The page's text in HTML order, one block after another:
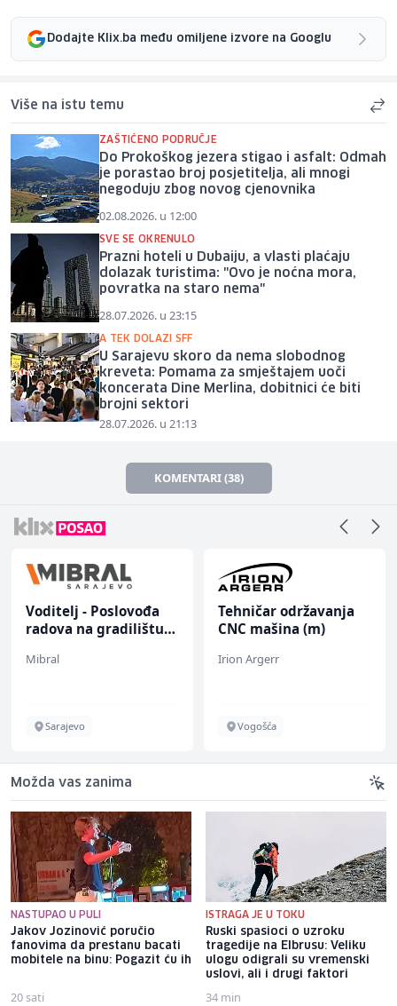
Dodajte Klix.ba među omiljene izvore na Googlu
Više na istu temu
ZAŠTIĆENO PODRUČJE
Do Prokoškog jezera stigao i asfalt: Odmah
je porastao broj posjetitelja, ali mnogi
negoduju zbog novog cjenovnika
02.08.2026. u 12:00
SVE SE OKRENULO
Prazni hoteli u Dubaiju, a vlasti plaćaju
dolazak turistima: "Ovo je noćna mora,
povratka na staro nema"
28.07.2026. u 23:15
A TEK DOLAZI SFF
U Sarajevu skoro da nema slobodnog
kreveta: Pomama za smještajem uoči
koncerata Dine Merlina, dobitnici će biti
brojni sektori
28.07.2026. u 21:13
KOMENTARI (38)
Voditelj - Poslovođa
radova na gradilištu
Mibral
Sarajevo
Tehničar održavanja
CNC mašina (m)
Irion Argerr
Vogošća
Možda vas zanima
NASTUPAO U PULI
Jakov Jozinović poručio
fanovima da prestanu bacati
mobitele na binu: Pogazit ću ih
20 sati
ISTRAGA JE U TOKU
Ruski spasioci o uzroku
tragedije na Elbrusu: Veliku
ulogu odigrali su vremenski
uslovi, ali i drugi faktori
34 min